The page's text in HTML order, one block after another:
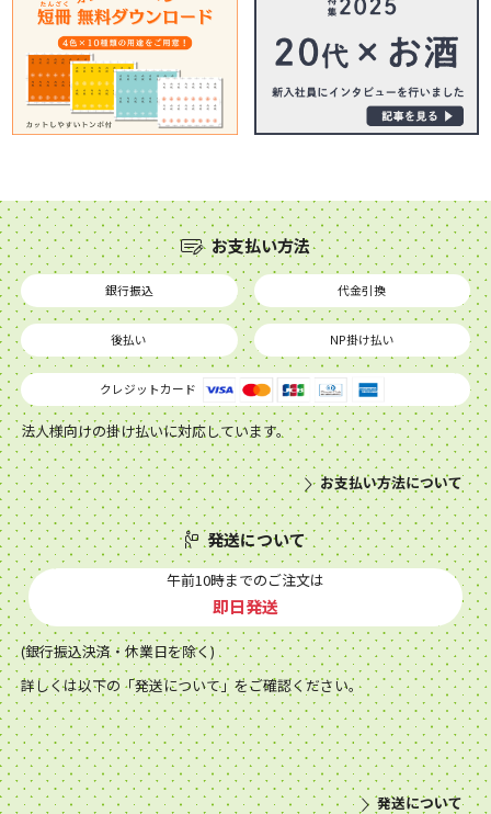
お支払い方法
銀行振込 代金引換
後払い NP掛け払い
クレジットカード
法人様向けの掛け払いに対応しています。
お支払い方法について
発送について
午前10時までのご注文は
即日発送
(銀行振込決済・休業日を除く)
詳しくは以下の「発送について」をご確認ください。
発送について